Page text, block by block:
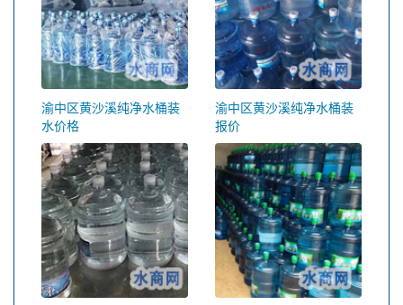
渝中区黄沙溪纯净水桶装
水价格
渝中区黄沙溪纯净水桶装
报价